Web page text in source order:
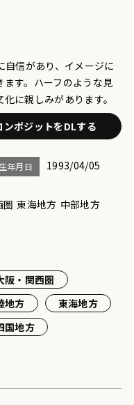
信があり、イメージに
す。ハーフのような見
に親しみがあります。
ンポジットをDLする
生年月日 1993/04/05
圏 東海地方 中部地方
阪・関西圏
地方
東海地方
国地方